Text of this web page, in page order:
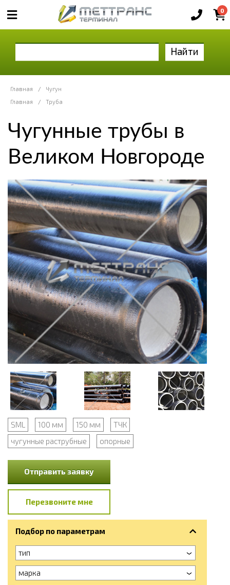
0
Найти
Главная /
Чугун
Главная
/ Труба
Чугунные трубы в
Великом Новгороде
SML 100 мм 150 мм
ТЧК
чугунные раструбные
опорные
Отправить заявку
Перезвоните мне
Подбор по параметрам
тип
марка